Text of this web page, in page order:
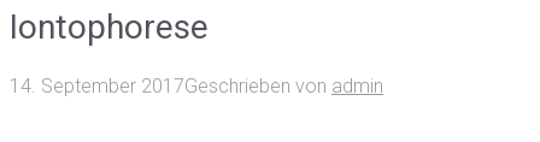
Iontophorese
14. September 2017Geschrieben von admin